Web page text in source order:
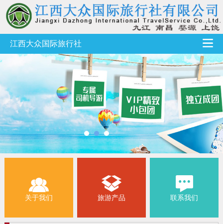
江西大众国际旅行社
关于我们 旅游产品 联系我们